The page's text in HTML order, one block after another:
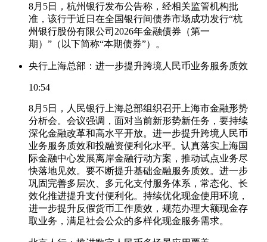
8月5日，杭州银行发布公告称，经相关监管机构批
准，该行于近日在全国银行间债券市场成功发行“杭
州银行股份有限公司2026年金融债券（第一
期）”（以下简称“本期债券”）。
央行上海总部：进一步提升跨境人民币业务服务质效
10:54
8月5日，人民银行上海总部组织召开上海市金融形势
分析会。会议强调，面对当前新形势新任务，要持续
深化金融改革和高水平开放。进一步提升跨境人民币
业务服务质效和投融资便利化水平。认真落实上海国
际金融中心发展离岸金融行动方案，推动试点业务尽
快落地见效。要不断提升基础金融服务质效。进一步
巩固完善多层次、多元化支付服务体系，常态化、长
效化推进提升支付便利化。持续优化现金使用环境，
进一步提升反假货币工作质效，规范办理大额现金存
取业务，满足社会公众的多样化现金服务需求。